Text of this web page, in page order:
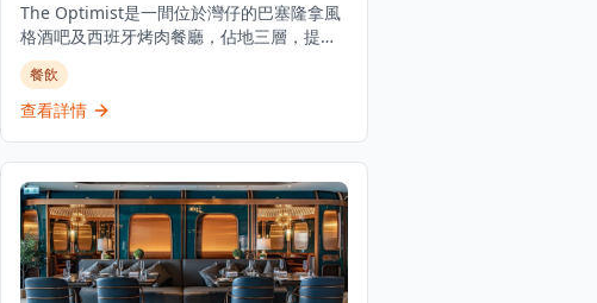
The Optimist是一間位於灣仔的巴塞隆拿風
格酒吧及西班牙烤肉餐廳，佔地三層，提供
正宗慷慨的西班牙北部用餐體驗。餐廳專門
提供新鮮海鮮塔、烤優質肉類和傳統西班牙
小食，採用免服務費經營模式。憑藉其西班
和在充滿活力的社交氛圍中享用的菜式。
餐飲
查看詳情